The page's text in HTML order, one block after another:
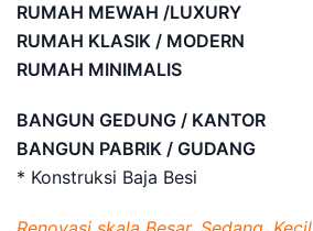
RUMAH MEWAH /LUXURY
RUMAH KLASIK / MODERN
RUMAH MINIMALIS
BANGUN GEDUNG / KANTOR
BANGUN PABRIK / GUDANG
* Konstruksi Baja Besi